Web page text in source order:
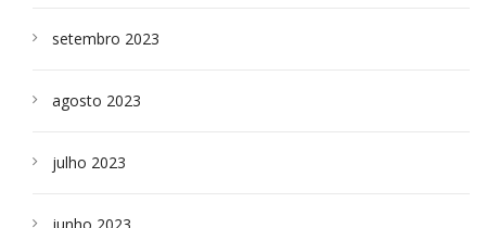
setembro 2023
agosto 2023
julho 2023